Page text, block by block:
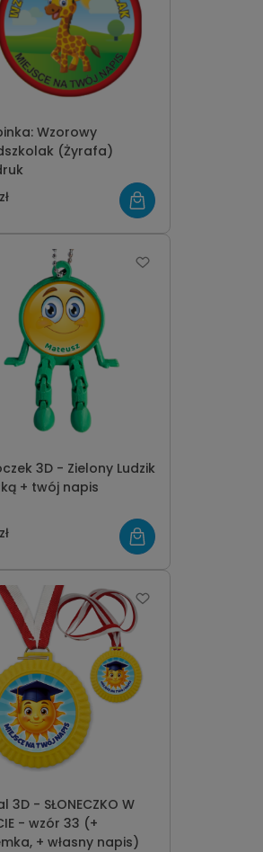
Wzorowy
(Żyrafa)
3D - Zielony Ludzik
+ twój napis
3D - SŁONECZKO W
- wzór 33 (+
+ własny napis)